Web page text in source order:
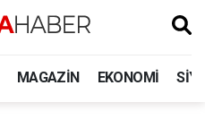
MAGAZIN EKONOMI